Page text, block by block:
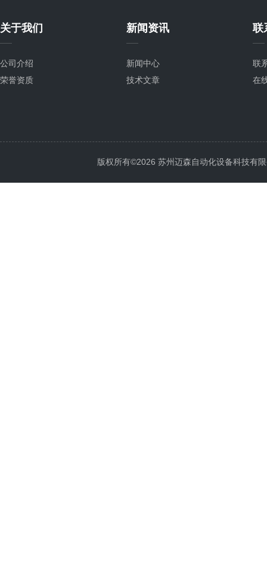
关于我们
公司介绍
荣誉资质
新闻资讯
新闻中心
技术文章
联
联
在
版权所有©2026 苏州迈森自动化设备科技有